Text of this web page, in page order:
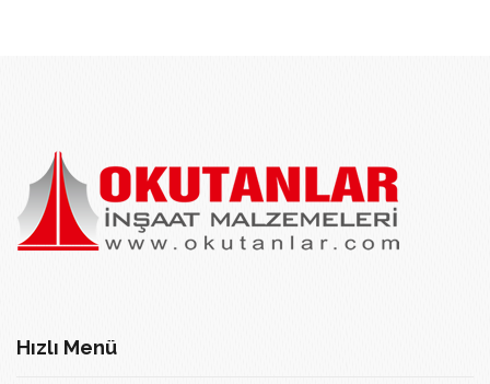
Hızlı Menü